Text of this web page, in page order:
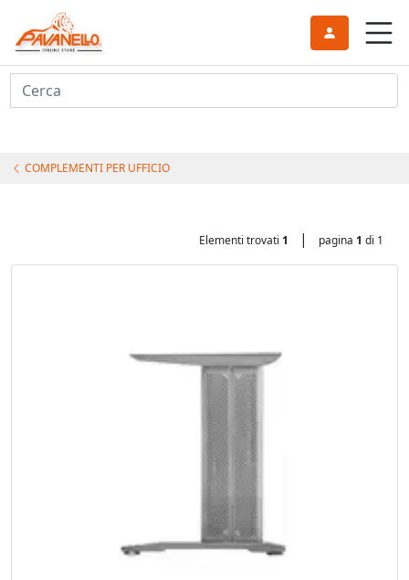
Cerca
COMPLEMENTI PER UFFICIO
Elementi trovati 1 | pagina 1 di 1